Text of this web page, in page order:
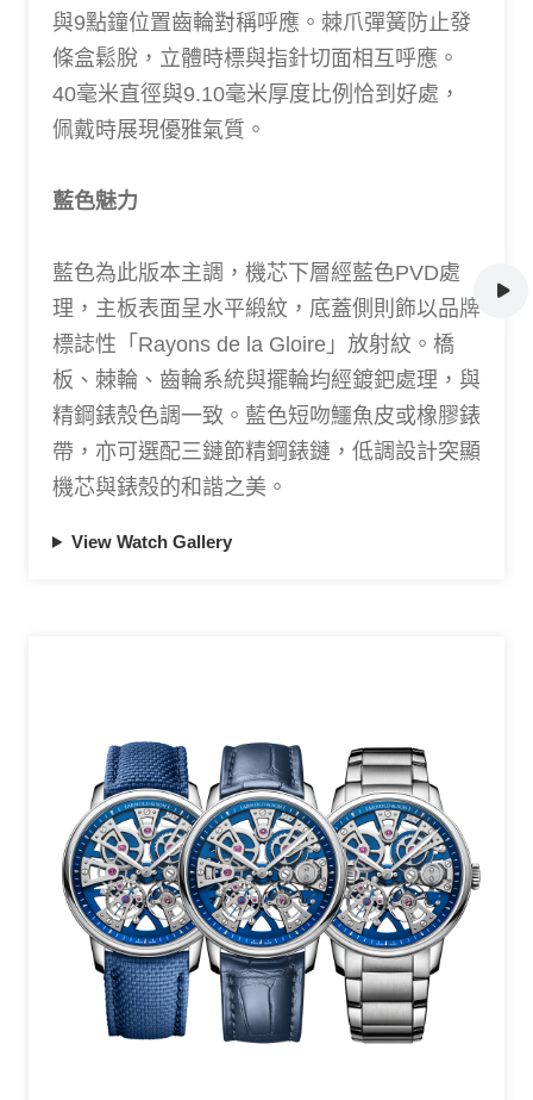
與9點鐘位置齒輪對稱呼應。棘爪彈簧防止發
條盒鬆脫，立體時標與指針切面相互呼應。
40毫米直徑與9.10毫米厚度比例恰到好處，
佩戴時展現優雅氣質。
藍色魅力
藍色為此版本主調，機芯下層經藍色PVD處
理，主板表面呈水平緞紋，底蓋側則飾以品牌
標誌性「Rayons de la Gloire」放射紋。橋
板、棘輪、齒輪系統與擺輪均經鍍鈀處理，與
精鋼錶殼色調一致。藍色短吻鱷魚皮或橡膠錶
帶，亦可選配三鏈節精鋼錶鏈，低調設計突顯
機芯與錶殼的和諧之美。
View Watch Gallery